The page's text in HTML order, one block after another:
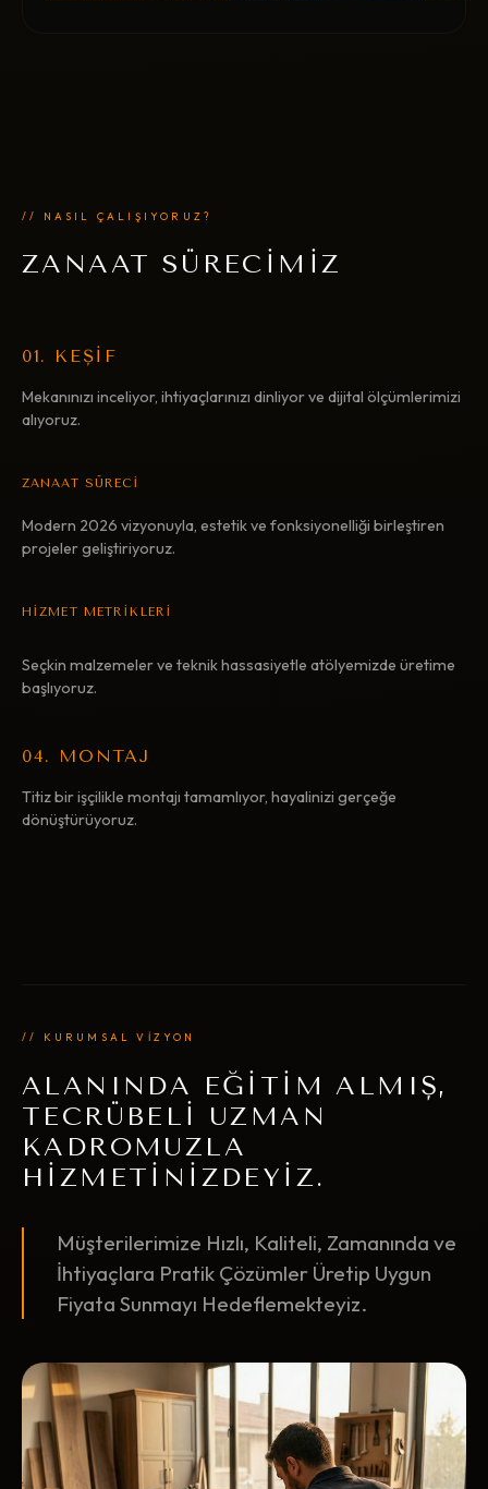
// NASIL ÇALIŞIYORUZ?
ZANAAT SÜRECİMİZ
01. KEŞİF
Mekanınızı inceliyor, ihtiyaçlarınızı dinliyor ve dijital ölçümlerimizi
alıyoruz.
ZANAAT SÜRECİ
Modern 2026 vizyonuyla, estetik ve fonksiyonelliği birleştiren
projeler geliştiriyoruz.
HİZMET METRİKLERİ
Seçkin malzemeler ve teknik hassasiyetle atölyemizde üretime
başlıyoruz.
04. MONTAJ
Titiz bir işçilikle montajı tamamlıyor, hayalinizi gerçeğe
dönüştürüyoruz.
// KURUMSAL VİZYON
ALANINDA EĞİTİM ALMIŞ,
TECRÜBELİ UZMAN
KADROMUZLA
HİZMETİNİZDEYİZ.
Müşterilerimize Hızlı, Kaliteli, Zamanında ve
İhtiyaçlara Pratik Çözümler Üretip Uygun
Fiyata Sunmayı Hedeflemekteyiz.